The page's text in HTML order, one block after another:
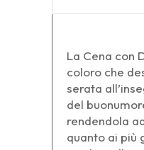
La Cena con
coloro che
serata
del
rendendola
quanto ai più